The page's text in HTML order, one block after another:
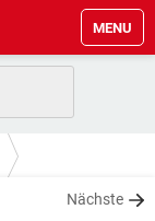
MENU
Nächste